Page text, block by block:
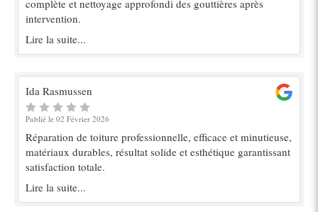
complète et nettoyage approfondi des gouttières après
intervention.
Lire la suite...
Ida Rasmussen
Publié le 02 Février 2026
Réparation de toiture professionnelle, efficace et minutieuse,
matériaux durables, résultat solide et esthétique garantissant
satisfaction totale.
Lire la suite...